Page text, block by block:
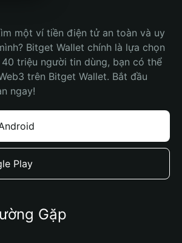
một ví tiền điện tử an toàn và uy
Bitget Wallet chính là lựa chọn
triệu người tin dùng, bạn có thể
trên Bitget Wallet. Bắt đầu
ngay!
Play
Gặp